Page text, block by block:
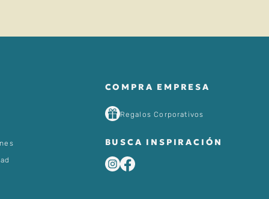
COMPRA EMPRESA
Regalos Corporativos
BUSCA INSPIRACIÓN